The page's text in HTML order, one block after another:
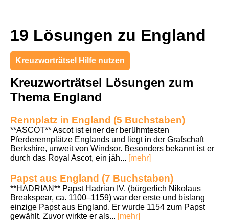
19 Lösungen zu England
Kreuzworträtsel Hilfe nutzen
Kreuzworträtsel Lösungen zum
Thema England
Rennplatz in England (5 Buchstaben)
**ASCOT** Ascot ist einer der berühmtesten
Pferderennplätze Englands und liegt in der Grafschaft
Berkshire, unweit von Windsor. Besonders bekannt ist er
durch das Royal Ascot, ein jäh... [mehr]
Papst aus England (7 Buchstaben)
**HADRIAN** Papst Hadrian IV. (bürgerlich Nikolaus
Breakspear, ca. 1100–1159) war der erste und bislang
einzige Papst aus England. Er wurde 1154 zum Papst
gewählt. Zuvor wirkte er als... [mehr]